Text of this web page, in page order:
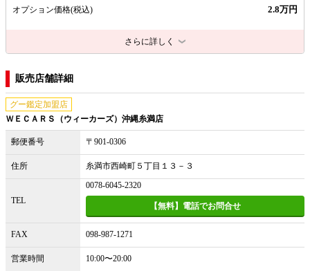
オプション価格(税込) 2.8万円
さらに詳しく
販売店舗詳細
グー鑑定加盟店
ＷＥＣＡＲＳ（ウィーカーズ）沖縄糸満店
郵便番号 〒901-0306
住所 糸満市西崎町５丁目１３－３
TEL
0078-6045-2320
【無料】電話でお問合せ
FAX 098-987-1271
営業時間 10:00〜20:00